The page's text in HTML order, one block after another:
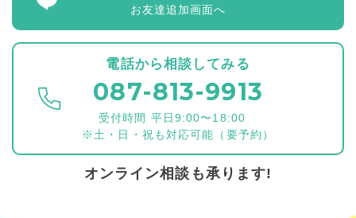
お友達追加画面へ
電話から相談してみる
087-813-9913
受付時間 平日9:00〜18:00
※土・日・祝も対応可能（要予約）
オンライン相談も承ります!